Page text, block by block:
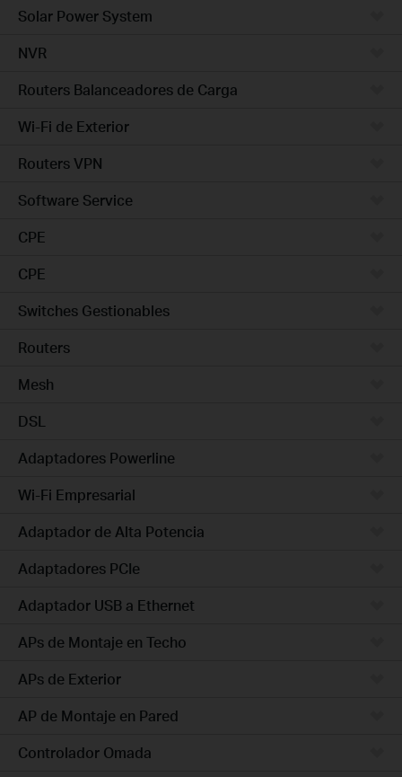
Solar Power System
NVR
Routers Balanceadores de Carga
Wi-Fi de Exterior
Routers VPN
Software Service
CPE
CPE
Switches Gestionables
Routers
Mesh
DSL
Adaptadores Powerline
Wi-Fi Empresarial
Adaptador de Alta Potencia
Adaptadores PCIe
Adaptador USB a Ethernet
APs de Montaje en Techo
APs de Exterior
AP de Montaje en Pared
Controlador Omada